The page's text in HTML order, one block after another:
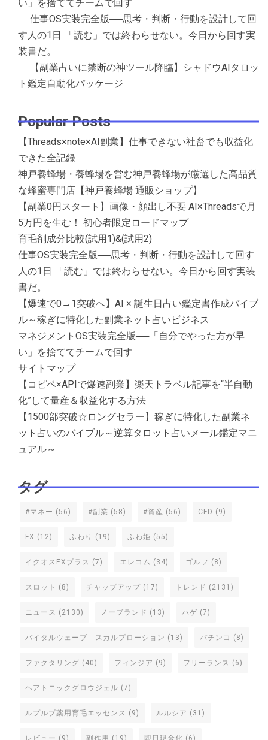
い」を捨ててチームで回す
仕事OS実装完全版──思考・判断・行動を設計して回
す人の1日 「読む」では終わらせない。今日から回す実
装書だ。
【副業占いに禁断の神ツール降臨】シャドウAIタロッ
ト鑑定自動化パッケージ
Popular Posts
【Threads×note×AI副業】仕事できない社畜でも収益化
できた全記録
神戸養蜂場・養蜂場を営む神戸養蜂場が厳選した高品質
な蜂蜜専門店【神戸養蜂場 通販ショップ】
【副業0円スタート】画像・顔出し不要 AI×Threadsで月
5万円を生む！ 初心者限定ロードマップ
育毛剤成分比較(試用1)&(試用2)
仕事OS実装完全版──思考・判断・行動を設計して回す
人の1日 「読む」では終わらせない。今日から回す実装
書だ。
【爆速で0→1突破へ】AI × 誕生日占い鑑定書作成バイブ
ル～稼ぎに特化した副業ネット占いビジネス
マネジメントOS実装完全版──「自分でやった方が早
い」を捨ててチームで回す
サイトマップ
【コピペ×APIで爆速副業】楽天トラベル記事を“半自動
化”して量産＆収益化する方法
【1500部突破☆ロングセラー】稼ぎに特化した副業ネ
ット占いのバイブル～逆算タロット占いメール鑑定マニ
ュアル～
タグ
#マネー (56) #副業 (58) #資産 (56) CFD (9)
FX (12) ふわり (19) ふわ姫 (55)
イクオスEXプラス (7) エレコム (34) ゴルフ (8)
スロット (8) チャップアップ (17) トレンド (2131)
ニュース (2130) ノーブランド (13) ハゲ (7)
バイタルウェーブ スカルプローション (13) パチンコ (8)
ファクタリング (40) フィンジア (9) フリーランス (6)
ヘアトニックグロウジェル (7)
ルプルプ薬用育毛エッセンス (9) ルルシア (31)